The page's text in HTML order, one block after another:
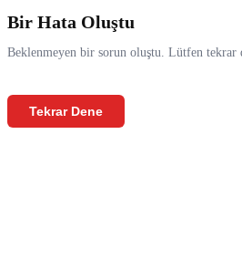
Bir Hata Oluştu
Beklenmeyen bir sorun oluştu. Lütfen tekrar
Tekrar Dene